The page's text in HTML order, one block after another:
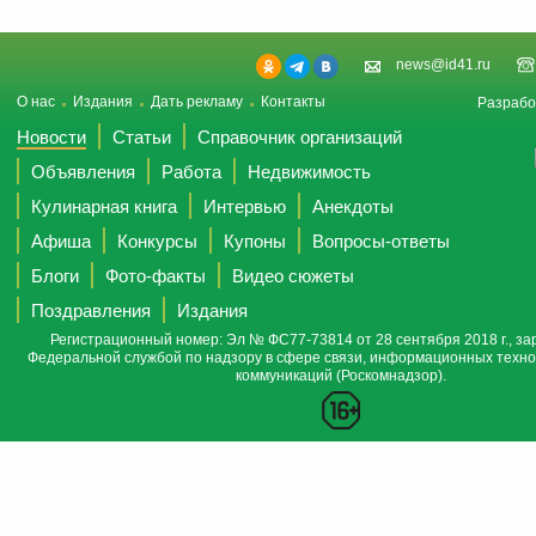
news@id41.ru
О нас Издания Дать рекламу Контакты
Новости Статьи
Справочник организаций
Объявления
Работа
Недвижимость
Кулинарная книга
Интервью
Анекдоты
Афиша
Конкурсы Купоны
Вопросы-ответы
Блоги
Фото-факты
Видео сюжеты
Поздравления
Издания
Регистрационный номер: Эл № ФС77-73814 от 28 сентября 2018 г.,
Федеральной службой по надзору в сфере связи, информационных
коммуникаций (Роскомнадзор).